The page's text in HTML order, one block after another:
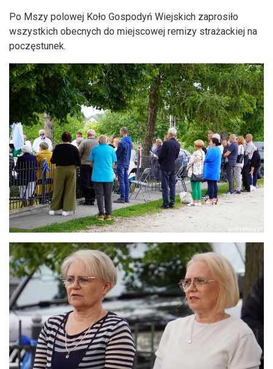
Po Mszy polowej Koło Gospodyń Wiejskich zaprosiło
wszystkich obecnych do miejscowej remizy strażackiej na
poczęstunek.